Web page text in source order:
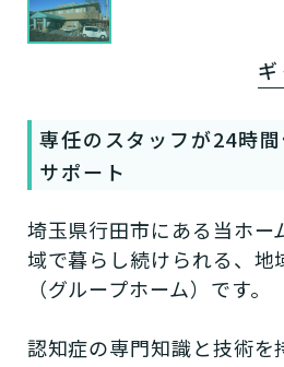
専任のスタッフが24時
サポート
埼玉県行田市にある当ホー
域で暮らし続けられる、
（グループホーム）です。
認知症の専門知識と技術を